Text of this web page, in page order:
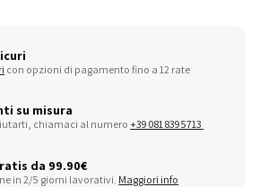
con opzioni di pagamento fino a 12 rate
su misura
chiamaci al numero+39 081 8395713
da 99.90€
in 2/5 giorni lavorativi. Maggiori info